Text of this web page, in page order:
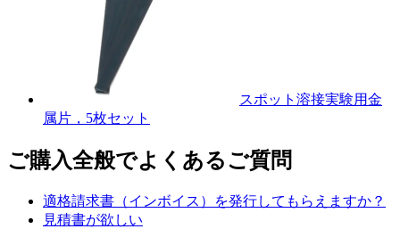
スポット溶接実験用金
属片，5枚セット
ご購入全般でよくあるご質問
適格請求書（インボイス）を発行してもらえますか？
見積書が欲しい